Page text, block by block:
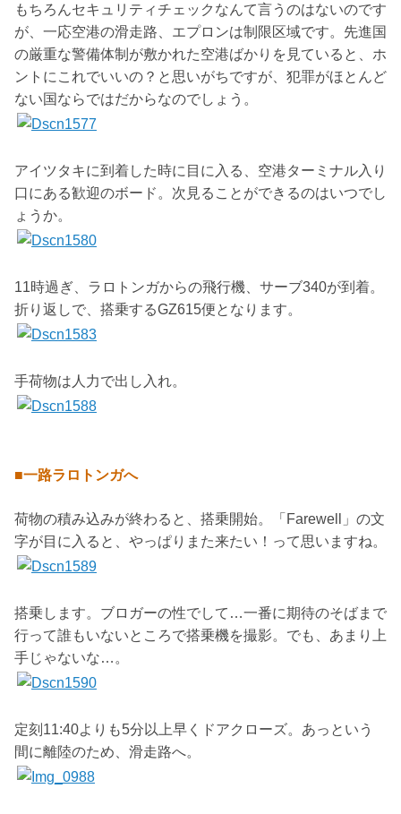
もちろんセキュリティチェックなんて言うのはないのです
が、一応空港の滑走路、エプロンは制限区域です。先進国
の厳重な警備体制が敷かれた空港ばかりを見ていると、ホ
ントにこれでいいの？と思いがちですが、犯罪がほとんど
ない国ならではだからなのでしょう。
アイツタキに到着した時に目に入る、空港ターミナル入り
口にある歓迎のボード。次見ることができるのはいつでし
ょうか。
11時過ぎ、ラロトンガからの飛行機、サーブ340が到着。
折り返しで、搭乗するGZ615便となります。
手荷物は人力で出し入れ。
■一路ラロトンガへ
荷物の積み込みが終わると、搭乗開始。「Farewell」の文
字が目に入ると、やっぱりまた来たい！って思いますね。
搭乗します。ブロガーの性でして…一番に期待のそばまで
行って誰もいないところで搭乗機を撮影。でも、あまり上
手じゃないな…。
定刻11:40よりも5分以上早くドアクローズ。あっという
間に離陸のため、滑走路へ。